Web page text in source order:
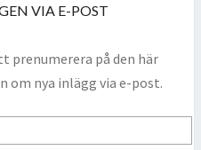
VIA E-POST
prenumerera på den här
om nya inlägg via e-post.